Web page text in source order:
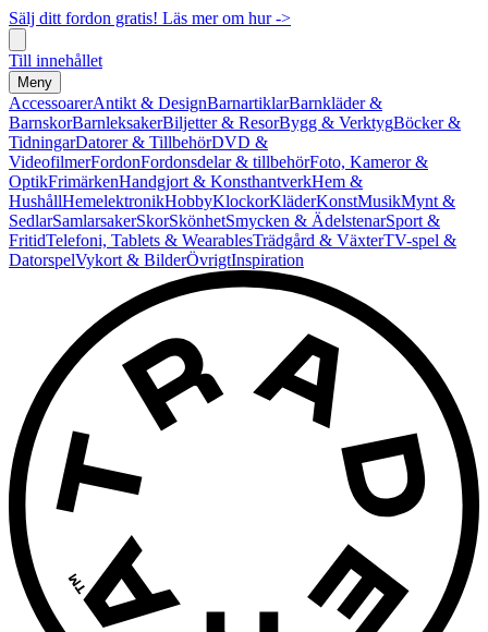
Sälj ditt fordon gratis! Läs mer om hur ->
Till innehållet
Meny
AccessoarerAntikt & DesignBarnartiklarBarnkläder &
BarnskorBarnleksakerBiljetter & ResorBygg & VerktygBöcker &
TidningarDatorer & TillbehörDVD &
VideofilmerFordonFordonsdelar & tillbehörFoto, Kameror &
OptikFrimärkenHandgjort & KonsthantverkHem &
HushållHemelektronikHobbyKlockorKläderKonstMusikMynt &
SedlarSamlarsakerSkorSkönhetSmycken & ÄdelstenarSport &
FritidTelefoni, Tablets & WearablesTrädgård & VäxterTV-spel &
DatorspelVykort & BilderÖvrigtInspiration